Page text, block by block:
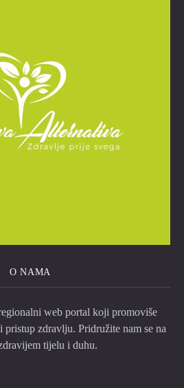
O NAMA
web portal koji promoviše
zdravlju. Pridružite nam se na
tijelu i duhu.